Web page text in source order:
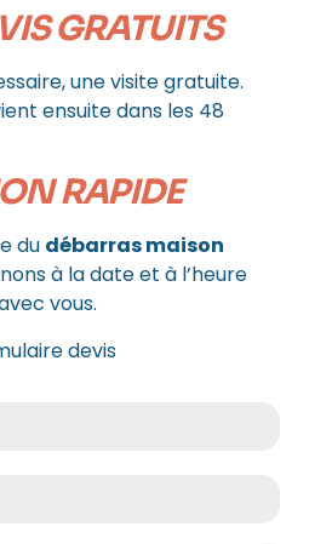
GRATUITS
une visite gratuite.
ensuite dans les 48
RAPIDE
du débarras maison
à la date et à l’heure
vous.
devis